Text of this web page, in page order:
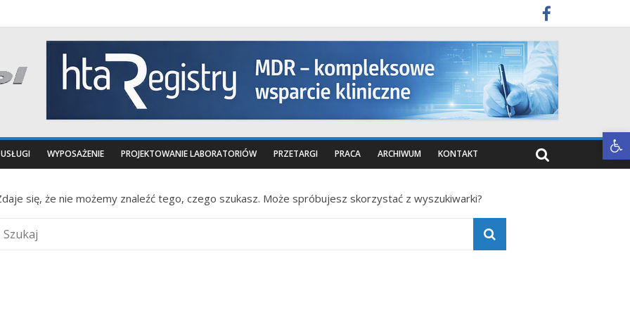
Otwórz pasek narzędzi
USŁUGI WYPOSAŻENIE PROJEKTOWANIE LABORATORIÓW PRZETARGI PRACA ARCHIWUM KONTAKT
się, że nie możemy znaleźć tego, czego szukasz. Może spróbujesz skorzystać z wyszukiwarki?